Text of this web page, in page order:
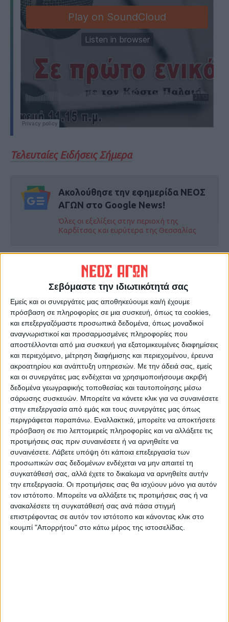
Σεβόμαστε την ιδιωτικότητά σας
Εμείς και οι συνεργάτες μας αποθηκεύουμε και/ή έχουμε
πρόσβαση σε πληροφορίες σε μια συσκευή, όπως τα cookies,
και επεξεργαζόμαστε προσωπικά δεδομένα, όπως μοναδικοί
αναγνωριστικοί και προσαρμοσμένες πληροφορίες που
αποστέλλονται από μια συσκευή για εξατομικευμένες διαφημίσεις
και περιεχόμενο, μέτρηση διαφήμισης και περιεχομένου, έρευνα
ακροατηρίου και ανάπτυξη υπηρεσιών. Με την άδειά σας, εμείς
και οι συνεργάτες μας ενδέχεται να χρησιμοποιήσουμε ακριβή
δεδομένα γεωγραφικής τοποθεσίας και ταυτοποίησης μέσω
σάρωσης συσκευών. Μπορείτε να κάνετε κλικ για να συναινέσετε
στην επεξεργασία από εμάς και τους συνεργάτες μας όπως
περιγράφεται παραπάνω. Εναλλακτικά, μπορείτε να αποκτήσετε
πρόσβαση σε πιο λεπτομερείς πληροφορίες και να αλλάξετε τις
προτιμήσεις σας πριν συναινέσετε ή να αρνηθείτε να
συναινέσετε. Λάβετε υπόψη ότι κάποια επεξεργασία των
προσωπικών σας δεδομένων ενδέχεται να μην απαιτεί τη
συγκατάθεσή σας, αλλά έχετε το δικαίωμα να αρνηθείτε αυτήν
την επεξεργασία. Οι προτιμήσεις σας θα ισχύουν μόνο για αυτόν
τον ιστότοπο. Μπορείτε να αλλάξετε τις προτιμήσεις σας ή να
ανακαλέσετε τη συγκατάθεσή σας ανά πάσα στιγμή
επιστρέφοντας σε αυτόν τον ιστότοπο και κάνοντας κλικ στο
κουμπί "Απορρήτου" στο κάτω μέρος της ιστοσελίδας.
Τελευταίες Ειδήσεις Σήμερα
Ακολούθησε την εφημερίδα ΝΕΟΣ
ΑΓΩΝ στο Google News!
Όλες οι εξελίξεις στην περιοχή της
Καρδίτσας και ευρύτερα της Θεσσαλίας
ΠΡΟΗΓΟΥΜΕΝΟ ΑΡΘΡΟ
Στις 11 Ιουλίου αρχίζουν οι
θερινές εκπτώσεις
ΝΕΟΣ ΑΓΩΝ
https://neosagon.gr
Η Αρχαιότερη Καθημερινή Πρωινή Εφημερίδα της Καρδίτσας
ΠΑΡΟΜΟΙΑ ΑΡΘΡΑ